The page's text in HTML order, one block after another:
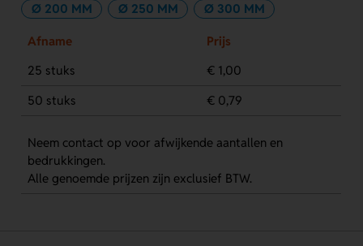
Ø 200 MM
Ø 250 MM Ø 300 MM
Afname
Prijs
25 stuks
€ 1,00
50 stuks
€ 0,79
Neem contact op voor afwijkende aantallen en
bedrukkingen.
Alle genoemde prijzen zijn exclusief BTW.